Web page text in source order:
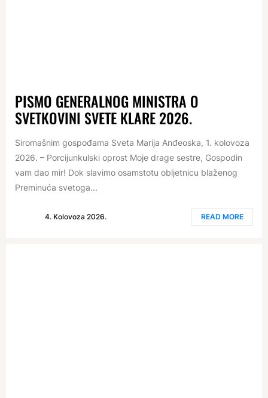
PISMO GENERALNOG MINISTRA O
SVETKOVINI SVETE KLARE 2026.
Siromašnim gospođama Sveta Marija Anđeoska, 1. kolovoza
2026. – Porcijunkulski oprost Moje drage sestre, Gospodin
vam dao mir! Dok slavimo osamstotu obljetnicu blaženog
Preminuća svetoga...
4. Kolovoza 2026. READ MORE